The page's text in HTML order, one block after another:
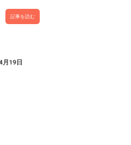
記事を読む